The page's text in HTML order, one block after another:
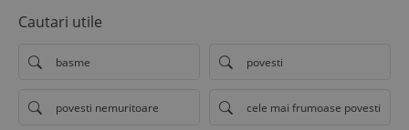
Cautari utile
basme povesti
povesti nemuritoare cele mai frumoase povesti